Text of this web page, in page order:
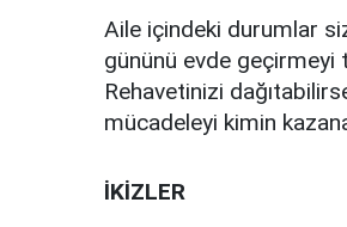
Aile içindeki durumlar
gününü evde geçirmeyi
Rehavetinizi
mücadeleyi kimin
İKİZLER